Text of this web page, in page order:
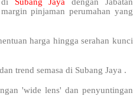
pinjaman perumahan yang
harga hingga serahan kunci
trend semasa di Subang Jaya .
'wide lens' dan penyuntingan